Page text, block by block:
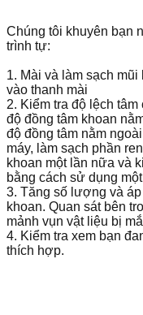
Chúng tôi khuyên bạn
trình tự:
1. Mài và làm sạch
vào thanh mài
2. Kiểm tra độ lệch
độ đồng tâm khoan
độ đồng tâm nằm
máy, làm sạch phần
khoan một lần nữa và
bằng cách sử dụng
3. Tăng số lượng và
khoan. Quan sát bên
mảnh vụn vật liệu bị
4. Kiểm tra xem bạn
thích hợp.